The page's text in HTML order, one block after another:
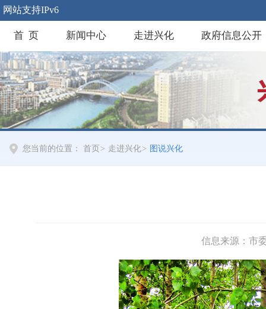
网站支持IPv6
首 页 新闻中心 走进兴化 政府信息公开
您当前的位置： 首页 > 走进兴化> 图说兴化
信息来源：市